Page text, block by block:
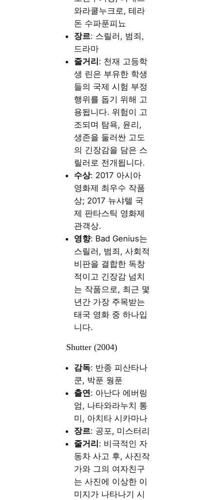
와라쿨누크로, 테라
돈 수파푼피뇨
장르: 스릴러, 범죄,
드라마
줄거리: 천재 고등학
생 린은 부유한 학생
들의 국제 시험 부정
행위를 돕기 위해 고
용됩니다. 위험이 고
조되며 탐욕, 윤리,
생존을 둘러싼 고도
의 긴장감을 담은 스
릴러로 전개됩니다.
수상: 2017 아시아
영화제 최우수 작품
상; 2017 뉴샤텔 국
제 판타스틱 영화제
관객상.
영향: Bad Genius는
스릴러, 범죄, 사회적
비판을 결합한 독창
적이고 긴장감 넘치
는 작품으로, 최근 몇
년간 가장 주목받는
태국 영화 중 하나입
니다.
Shutter (2004)
감독: 반종 피산타나
쿤, 박푼 웡푼
출연: 아난다 에버링
엄, 나타와라누치 통
미, 아치타 시카마나
장르: 공포, 미스터리
줄거리 : 비극적인 자
동차 사고 후, 사진작
가와 그의 여자친구
는 사진에 이상한 이
미지가 나타나기 시